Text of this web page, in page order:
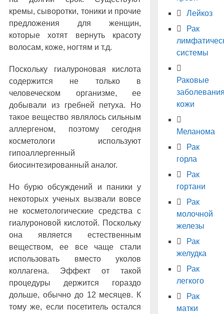
кремы, сыворотки, тоники и прочие
предложения для женщин,
которые хотят вернуть красоту
волосам, коже, ногтям и т.д.
Поскольку гиалуроновая кислота
содержится не только в
человеческом организме, ее
добывали из гребней петуха. Но
такое вещество являлось сильным
аллергеном, поэтому сегодня
косметологи используют
гипоаллергенный
биосинтезированный аналог.
Но бурю обсуждений и паники у
некоторых ученых вызвали вовсе
не косметологические средства с
гиалуроновой кислотой. Поскольку
она является естественным
веществом, ее все чаще стали
использовать вместо уколов
коллагена. Эффект от такой
процедуры держится гораздо
дольше, обычно до 12 месяцев. К
тому же, если посетитель остался
Лейкоз
Рак
системы
Раковые
кожи
Меланома
Рак
горла
Рак
гортани
Рак
молочной
железы
Рак
желудка
Рак
легкого
Рак
матки